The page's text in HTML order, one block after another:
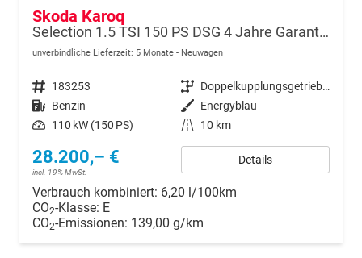
Skoda Karoq
Selection 1.5 TSI 150 PS DSG 4 Jahre Garantie-Keyless Start-AppleCarPlay-AndroidAuto-Sunset-Tempomat-2-Zonen-Klima-16''Alu
unverbindliche Lieferzeit: 5 Monate Neuwagen
Fahrzeugnr. 183253 Getriebe
Doppelkupplungsgetriebe (DSG)
Kraftstoff Benzin Außenfarbe Energyblau
Leistung 110 kW (150 PS) Kilometerstand 10 km
28.200,– €
incl. 19% MwSt.
Details
Verbrauch kombiniert: 6,20 l/100km
CO2-Klasse: E
CO2-Emissionen: 139,00 g/km